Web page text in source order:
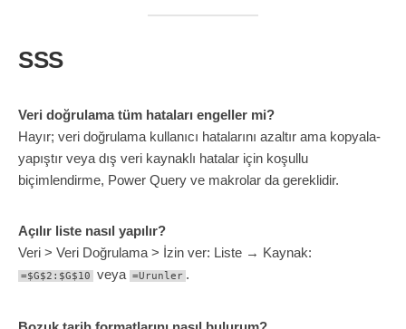
SSS
Veri doğrulama tüm hataları engeller mi?
Hayır; veri doğrulama kullanıcı hatalarını azaltır ama kopyala-
yapıştır veya dış veri kaynaklı hatalar için koşullu
biçimlendirme, Power Query ve makrolar da gereklidir.
Açılır liste nasıl yapılır?
Veri > Veri Doğrulama > İzin ver: Liste → Kaynak:
=$G$2:$G$10 veya =Urunler .